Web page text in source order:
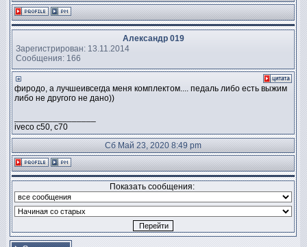
Александр 019
Зарегистрирован: 13.11.2014
Сообщения: 166
фиродо, а лучшеивсегда меня комплектом.... педаль либо есть выжим
либо не другого не дано))
iveco c50, c70
Сб Май 23, 2020 8:49 pm
Показать сообщения: